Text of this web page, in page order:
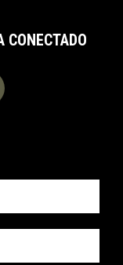
CONECTADO